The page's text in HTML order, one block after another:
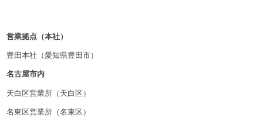
営業拠点（本社）
豊田本社（愛知県豊田市）
名古屋市内
天白区営業所（天白区）
名東区営業所（名東区）